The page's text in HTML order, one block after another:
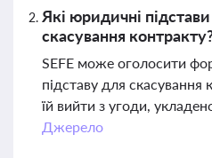
Які юридичні
скасування
SEFE може оголосити
підставу для
їй вийти з угоди,
Джерело